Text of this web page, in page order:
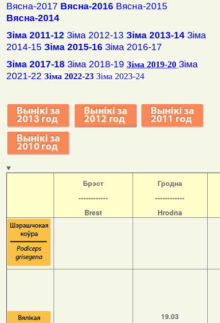
Вясна-2017 Вясна-2016 Вясна-2015
Вясна-2014
Зіма 2011-12 Зіма 2012-13 Зіма 2013-14 Зіма
2014-15 Зіма 2015-16 Зіма 2016-17
Зіма 2017-18 Зіма 2018-19 Зіма 2019-20 Зіма
2021-22 Зіма 2022-23 Зіма 2023-24
Брэст
------------
Brest
Гродна
------------
Hrodna
19.03